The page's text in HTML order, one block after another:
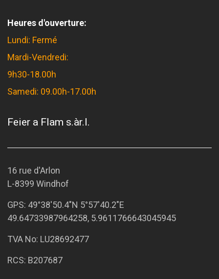
Heures d'ouverture:
Lundi: Fermé
Mardi-Vendredi:
9h30-18.00h
Samedi: 09.00h-17.00h
Feier a Flam s.àr.l.
16 rue d'Arlon
L-8399 Windhof
GPS: 49°38'50.4"N 5°57'40.2"E
49.64733987964258, 5.9611766643045945
TVA No: LU28692477
RCS: B207687